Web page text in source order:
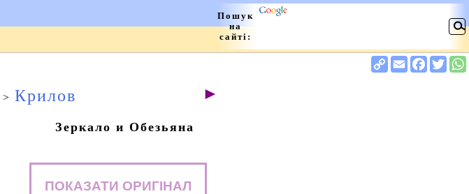
> Крилов ►
Зеркало и Обезьяна
ПОКАЗАТИ ОРИГІНАЛ